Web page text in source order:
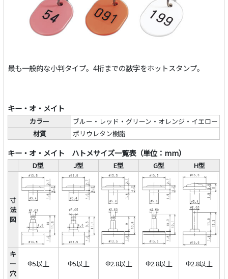
最も一般的な小判タイプ。4桁までの数字をホットスタンプ。
キー・オ・メイト
カラー
ブルー・レッド・グリーン・オレンジ・イエロー
材質
ポリウレタン樹脂
キー・オ・メイト ハトメサイズ一覧表（単位：mm）
D型 J型 E型 G型 H型
寸
法
図
キ
ー
穴
Φ5以上 Φ5以上 Φ2.8以上 Φ2.8以上 Φ2.8以上